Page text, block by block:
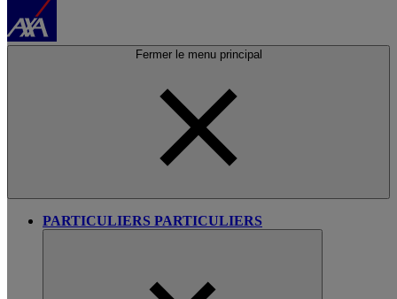
Fermer le menu principal
PARTICULIERS PARTICULIERS